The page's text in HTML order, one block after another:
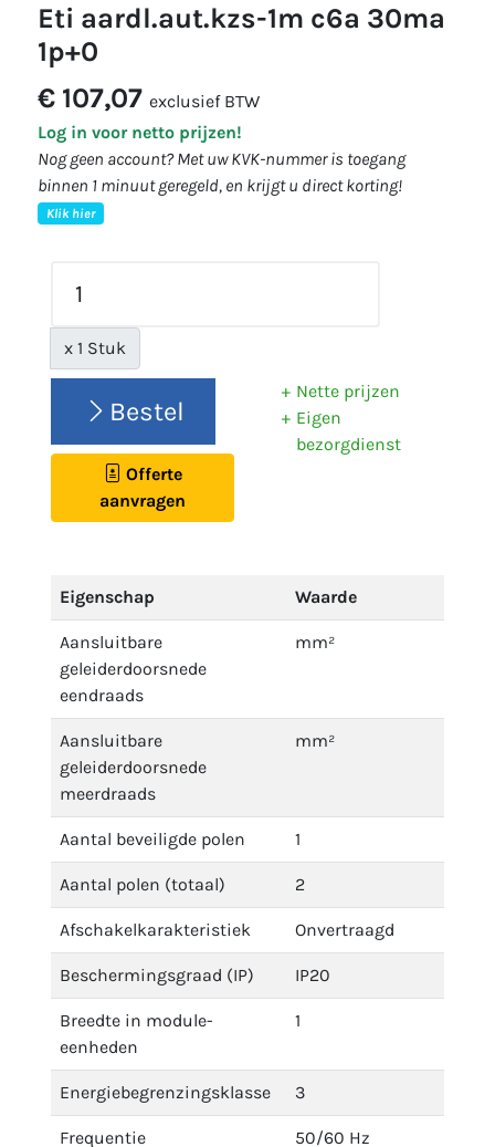
eti aardl.aut.kzs-1m c6a 30ma
1p+0
€ 107,07 exclusief BTW
Log in voor netto prijzen!
Nog geen account? Met uw KVK-nummer is toegang
binnen 1 minuut geregeld, en krijgt u direct korting!
Klik hier
x 1 Stuk
Bestel
Offerte
aanvragen
Nette prijzen
Eigen
bezorgdienst
Eigenschap Waarde
Aansluitbare
geleiderdoorsnede
eendraads
mm²
Aansluitbare
geleiderdoorsnede
meerdraads
mm²
Aantal beveiligde polen 1
Aantal polen (totaal) 2
Afschakelkarakteristiek Onvertraagd
Beschermingsgraad (IP) IP20
Breedte in module-
eenheden
1
Energiebegrenzingsklasse 3
Frequentie 50/60 Hz